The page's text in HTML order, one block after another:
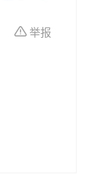
出版方
举报